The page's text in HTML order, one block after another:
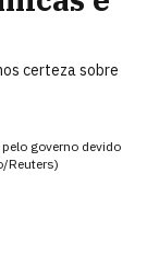
certeza sobre
governo devido
Reuters)